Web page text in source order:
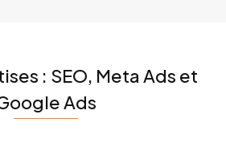
: SEO, Meta Ads et
Ads